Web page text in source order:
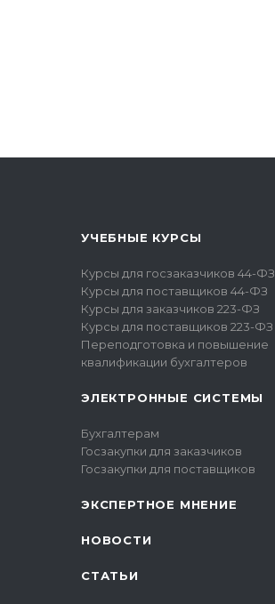
УЧЕБНЫЕ КУРСЫ
Курсы для госзаказчиков 44-ФЗ
Курсы для поставщиков 44-ФЗ
Курсы для заказчиков 223-ФЗ
Курсы для поставщиков 223-ФЗ
Переподготовка и повышение
квалификации бухгалтеров
ЭЛЕКТРОННЫЕ СИСТЕМЫ
Бухгалтерам
Госзакупки для заказчиков
Госзакупки для поставщиков
ЭКСПЕРТНОЕ МНЕНИЕ
НОВОСТИ
СТАТЬИ